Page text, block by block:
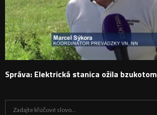
Správa: Elektrická stanica ožila bzukotom